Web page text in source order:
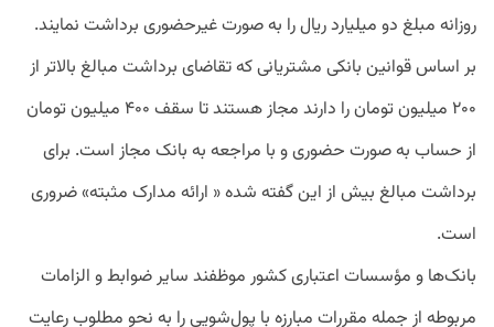
روزانه مبلغ دو میلیارد ریال را به صورت غیرحضوری برداشت نمایند.
بر اساس قوانین بانکی مشتریانی که تقاضای برداشت مبالغ بالاتر از
۲۰۰ میلیون تومان را دارند مجاز هستند تا سقف ۴۰۰ میلیون تومان
از حساب به صورت حضوری و با مراجعه به بانک مجاز است. برای
برداشت مبالغ بیش از این گفته شده « ارائه مدارک مثبته» ضروری
است.
بانک‌ها و مؤسسات اعتباری کشور موظفند سایر ضوابط و الزامات
مربوطه از جمله مقررات مبارزه با پول‌شویی را به نحو مطلوب رعایت